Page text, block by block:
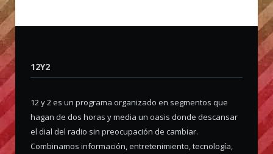
12Y2
12 y 2 es un programa organizado en segmentos que
hagan de dos horas y media un oasis donde descansar
el dial del radio sin preocupación de cambiar.
Combinamos información, entretenimiento, tecnología,